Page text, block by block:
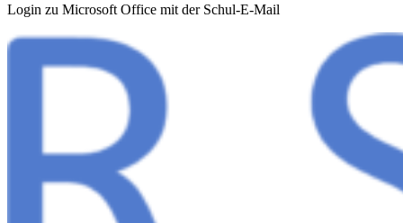
Login zu Microsoft Office mit der Schul-E-Mail